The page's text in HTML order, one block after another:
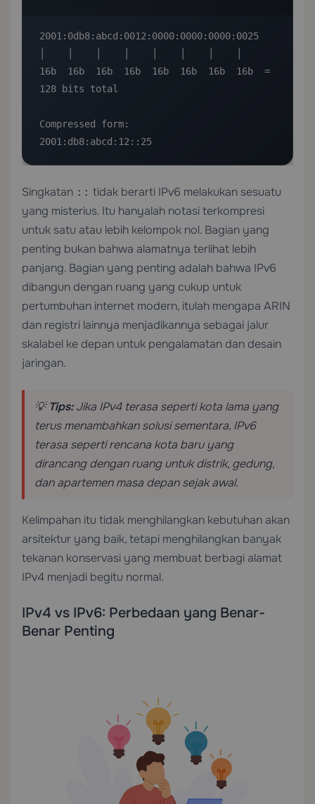
2001:0db8:abcd:0012:0000:0000:0000:0025
16b  16b  16b  16b  16b  16b  16b  16b  =
128 bits total
Compressed form:
2001:db8:abcd:12::25
Singkatan :: tidak berarti IPv6 melakukan sesuatu
yang misterius. Itu hanyalah notasi terkompresi
untuk satu atau lebih kelompok nol. Bagian yang
penting bukan bahwa alamatnya terlihat lebih
panjang. Bagian yang penting adalah bahwa IPv6
dibangun dengan ruang yang cukup untuk
pertumbuhan internet modern, itulah mengapa ARIN
dan registri lainnya menjadikannya sebagai jalur
skalabel ke depan untuk pengalamatan dan desain
jaringan.
💡Tips:Jika IPv4 terasa seperti kota lama yang
terus menambahkan solusi sementara, IPv6
terasa seperti rencana kota baru yang
dirancang dengan ruang untuk distrik, gedung,
dan apartemen masa depan sejak awal.
Kelimpahan itu tidak menghilangkan kebutuhan akan
arsitektur yang baik, tetapi menghilangkan banyak
tekanan konservasi yang membuat berbagi alamat
IPv4 menjadi begitu normal.
IPv4 vs IPv6: Perbedaan yang Benar-
Benar Penting